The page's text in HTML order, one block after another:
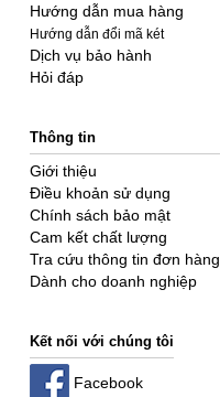
Hướng dẫn mua hàng
Hướng dẫn đổi mã két
Dịch vụ bảo hành
Hỏi đáp
Thông tin
Giới thiệu
Điều khoản sử dụng
Chính sách bảo mật
Cam kết chất lượng
Tra cứu thông tin đơn hàng
Dành cho doanh nghiệp
Kết nối với chúng tôi
Facebook